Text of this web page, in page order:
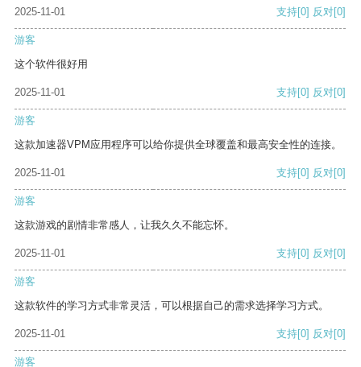
2025-11-01 支持[0] 反对[0]
游客
这个软件很好用
2025-11-01 支持[0] 反对[0]
游客
这款加速器VPM应用程序可以给你提供全球覆盖和最高安全性的连接。
2025-11-01 支持[0] 反对[0]
游客
这款游戏的剧情非常感人，让我久久不能忘怀。
2025-11-01 支持[0] 反对[0]
游客
这款软件的学习方式非常灵活，可以根据自己的需求选择学习方式。
2025-11-01 支持[0] 反对[0]
游客